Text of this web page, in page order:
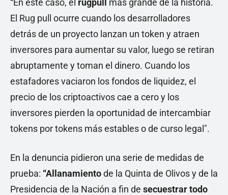
“En este caso, el rugpull más grande de la historia.
El Rug pull ocurre cuando los desarrolladores
detrás de un proyecto lanzan un token y atraen
inversores para aumentar su valor, luego se retiran
abruptamente y toman el dinero. Cuando los
estafadores vaciaron los fondos de liquidez, el
precio de los criptoactivos cae a cero y los
inversores pierden la oportunidad de intercambiar
tokens por tokens más estables o de curso legal".
En la denuncia pidieron una serie de medidas de
prueba: “Allanamientode la Quinta de Olivos y de la
Presidencia de la Nación a fin de secuestrar todo